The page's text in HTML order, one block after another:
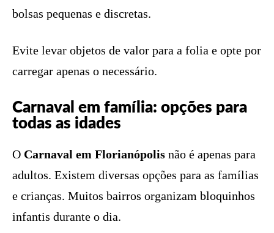
bolsas pequenas e discretas.
Evite levar objetos de valor para a folia e opte por
carregar apenas o necessário.
Carnaval em família: opções para
todas as idades
O Carnaval em Florianópolis não é apenas para
adultos. Existem diversas opções para as famílias
e crianças. Muitos bairros organizam bloquinhos
infantis durante o dia.